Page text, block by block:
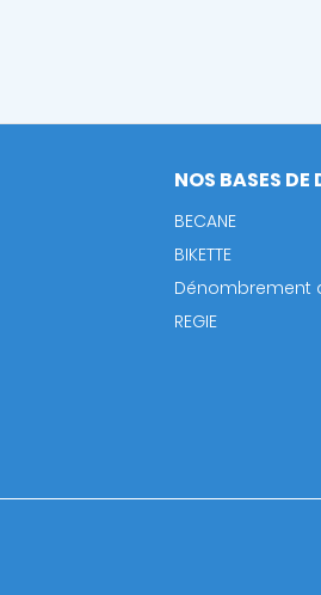
NOS BASES DE
BECANE
BIKETTE
Dénombrement
REGIE